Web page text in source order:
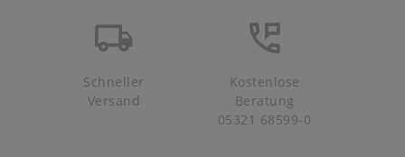
Schneller
Versand
Kostenlose
Beratung
05321 68599-0